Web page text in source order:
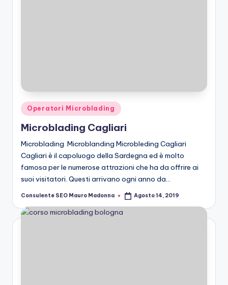
Posted
in
Operatori Microblading
Microblading Cagliari
Microblading Microblanding Microbleding Cagliari
Cagliari è il capoluogo della Sardegna ed è molto
famosa per le numerose attrazioni che ha da offrire ai
suoi visitatori. Questi arrivano ogni anno da…
Posted
Consulente SEO Mauro Madonna Agosto 14, 2019